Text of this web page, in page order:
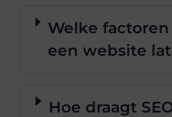
Welke
een website
Hoe draagt